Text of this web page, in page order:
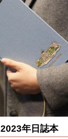
2023年日誌本